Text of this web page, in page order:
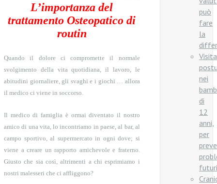
L’importanza del
trattamento Osteopatico di
routin
Quando il dolore ci compromette il normale
svolgimento della vita quotidiana, il lavoro, le
abitudini giornaliere, gli svaghi e i giochi … allora
il medico ci viene in soccorso.
Il medico di famiglia è ormai diventato il nostro
amico di una vita, lo incontriamo in paese, al bar, al
campo sportivo, al supermercato in ogni dove; si
viene a creare un rapporto amichevole e fraterno.
Giusto che sia così, altrimenti a chi esprimiamo i
nostri malesseri che ci affliggono?
può
fare
la
Visita
nei
di
12
anni,
per